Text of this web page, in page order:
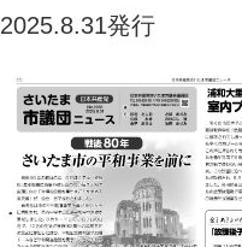
2025.8.31発行